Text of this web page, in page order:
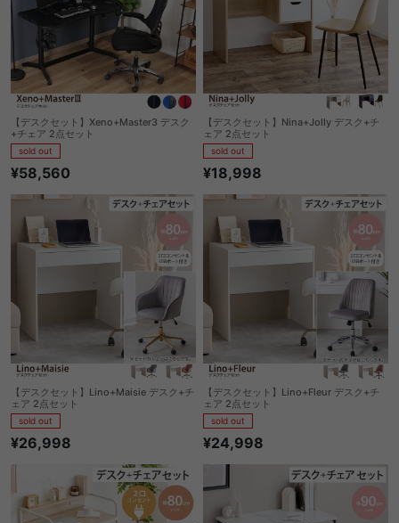
【デスクセット】Xeno+Master3 デスク
+チェア 2点セット
sold out
¥58,560
【デスクセット】Nina+Jolly デスク+チ
ェア 2点セット
sold out
¥18,998
【デスクセット】Lino+Maisie デスク+チ
ェア 2点セット
sold out
¥26,998
【デスクセット】Lino+Fleur デスク+チ
ェア 2点セット
sold out
¥24,998